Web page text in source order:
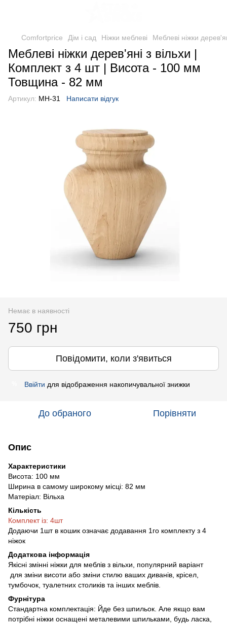
Comfortprice Дім і сад Ніжки меблеві Меблеві ніжки
Меблеві ніжки дерев'яні з вільхи |
Комплект з 4 шт | Висота - 100 мм
Товщина - 82 мм
Артикул: МН-31 Написати відгук
Немає в наявності
750 грн
Повідомити, коли з'явиться
Ввійти для відображення накопичувальної знижки
До обраного Порівняти
Опис
Характеристики
Висота: 100 мм
Ширина в самому широкому місці: 82 мм
Матеріал: Вільха
Кількість
Комплект із: 4шт
Додаючи 1шт в кошик означає додавання 1го комплекту з 4
ніжок
Додаткова інформація
Якісні змінні ніжки для меблів з вільхи, популярний варіант
для зміни висоти або зміни стилю ваших диванів, крісел,
тумбочок, туалетних столиків та інших меблів.
Фурнітура
Стандартна комплектація: Йде без шпильок. Але якщо вам
потрібні ніжки оснащені металевими шпильками, будь ласка,